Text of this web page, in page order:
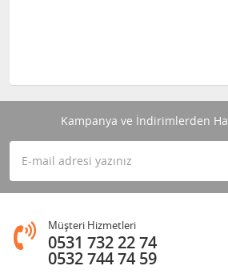
Kampanya ve İndirimlerden
Müşteri Hizmetleri
0531 732 22 74
0532 744 74 59